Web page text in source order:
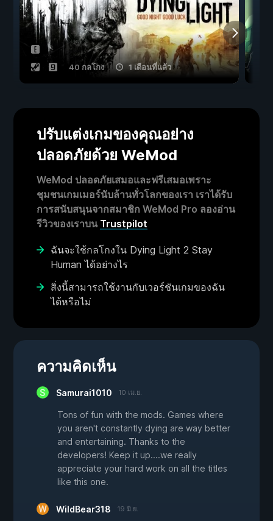
40 กลโกง 1 เดือนที่แล้ว
ปรับแต่งเกมของคุณอย่าง
ปลอดภัยด้วย WeMod
WeMod ปลอดภัยเสมอและฟรีเสมอเพราะ
ชุมชนเกมเมอร์นับล้านทั่วโลกของเรา เราได้รับ
การสนับสนุนจากสมาชิก WeMod Pro ลองอ่าน
รีวิวของเราบน Trustpilot
ฉันจะใช้กลโกงใน Dying Light 2 Stay
Human ได้อย่างไร
สิ่งนี้สามารถใช้งานกับเวอร์ชันเกมของฉัน
ได้หรือไม่
ความคิดเห็น
Samurai1010 10 เม.ย.
Tons of fun with the mods. Games where
you aren't constantly dying are way better
and entertaining. Thanks to the
developers! Keep it up....we really
appreciate your hard work on all the titles
like this one.
WildBear318 19 มิ.ย.